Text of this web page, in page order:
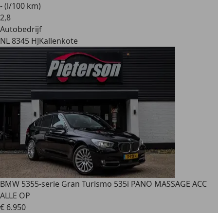
- (l/100 km)
2,8
Autobedrijf
NL 8345 HJKallenkote
BMW 5355-serie Gran Turismo 535i PANO MASSAGE ACC
ALLE OP
€ 6.950